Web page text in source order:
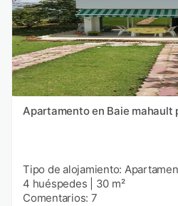
Apartamento en Baie mahault
Tipo de alojamiento:
4 huéspedes
30 m²
Comentarios: 7